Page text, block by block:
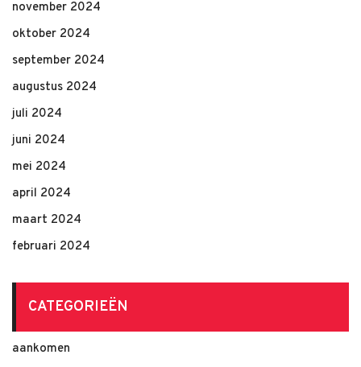
november 2024
oktober 2024
september 2024
augustus 2024
juli 2024
juni 2024
mei 2024
april 2024
maart 2024
februari 2024
CATEGORIEËN
aankomen